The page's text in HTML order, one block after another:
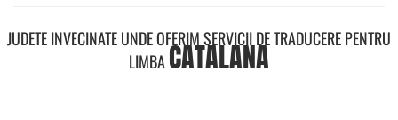
JUDETE INVECINATE UNDE OFERIM SERVICII DE TRADUCERE PENTRU
LIMBACATALANA